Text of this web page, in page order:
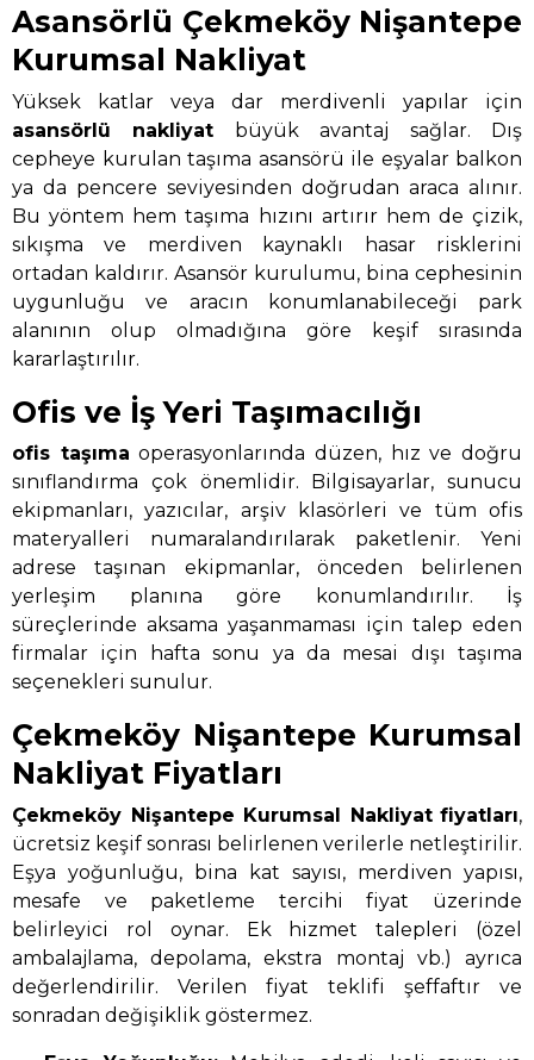
Asansörlü Çekmeköy Nişantepe
Kurumsal Nakliyat
Yüksek katlar veya dar merdivenli yapılar için
asansörlü nakliyat büyük avantaj sağlar. Dış
cepheye kurulan taşıma asansörü ile eşyalar balkon
ya da pencere seviyesinden doğrudan araca alınır.
Bu yöntem hem taşıma hızını artırır hem de çizik,
sıkışma ve merdiven kaynaklı hasar risklerini
ortadan kaldırır. Asansör kurulumu, bina cephesinin
uygunluğu ve aracın konumlanabileceği park
alanının olup olmadığına göre keşif sırasında
kararlaştırılır.
Ofis ve İş Yeri Taşımacılığı
ofis taşıma operasyonlarında düzen, hız ve doğru
sınıflandırma çok önemlidir. Bilgisayarlar, sunucu
ekipmanları, yazıcılar, arşiv klasörleri ve tüm ofis
materyalleri numaralandırılarak paketlenir. Yeni
adrese taşınan ekipmanlar, önceden belirlenen
yerleşim planına göre konumlandırılır. İş
süreçlerinde aksama yaşanmaması için talep eden
firmalar için hafta sonu ya da mesai dışı taşıma
seçenekleri sunulur.
Çekmeköy Nişantepe Kurumsal
Nakliyat Fiyatları
Çekmeköy Nişantepe Kurumsal Nakliyat fiyatları,
ücretsiz keşif sonrası belirlenen verilerle netleştirilir.
Eşya yoğunluğu, bina kat sayısı, merdiven yapısı,
mesafe ve paketleme tercihi fiyat üzerinde
belirleyici rol oynar. Ek hizmet talepleri (özel
ambalajlama, depolama, ekstra montaj vb.) ayrıca
değerlendirilir. Verilen fiyat teklifi şeffaftır ve
sonradan değişiklik göstermez.